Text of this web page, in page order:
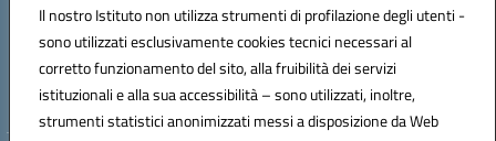
Il nostro Istituto non utilizza strumenti di profilazione degli utenti -
sono utilizzati esclusivamente cookies tecnici necessari al
corretto funzionamento del sito, alla fruibilità dei servizi
istituzionali e alla sua accessibilità – sono utilizzati, inoltre,
strumenti statistici anonimizzati messi a disposizione da Web
Codice fiscale: 93063510619
Codice meccanografico:CEIS014005
Codice Indice delle Pubbliche Amministrazioni (IPA): istsc_ceis014005
Codice unico di fatturazione (CUF): UOU8EW